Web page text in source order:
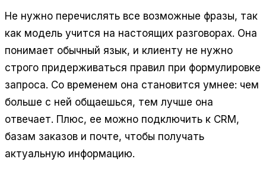
Не нужно перечислять все возможные фразы, так
как модель учится на настоящих разговорах. Она
понимает обычный язык, и клиенту не нужно
строго придерживаться правил при формулировке
запроса. Со временем она становится умнее: чем
больше с ней общаешься, тем лучше она
отвечает. Плюс, ее можно подключить к CRM,
базам заказов и почте, чтобы получать
актуальную информацию.